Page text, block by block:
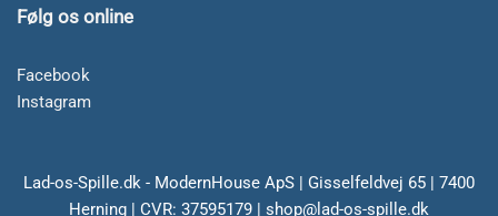
Følg os online
Facebook
Instagram
Lad-os-Spille.dk - ModernHouse ApS | Gisselfeldvej 65 | 7400
Herning | CVR: 37595179 | shop@lad-os-spille.dk